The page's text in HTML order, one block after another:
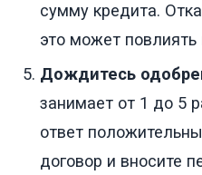
сумму кредита.
это может
Дождитесь
занимает от 1 до 5
ответ
договор и вносите